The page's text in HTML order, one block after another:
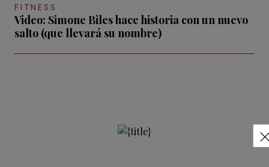
FITNESS
Video: Simone Biles hace historia con un nuevo
salto (que llevará su nombre)